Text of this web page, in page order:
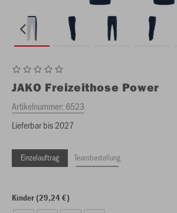
JAKO Freizeithose Power
Artikelnummer: 6523
Lieferbar bis 2027
Einzelauftrag Teambestellung
Kinder (29,24 €)